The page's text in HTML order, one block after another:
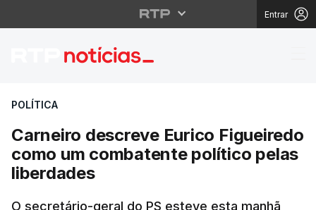
Entrar
Carneiro descreve
POLÍTICA
Carneiro descreve Eurico Figueiredo
como um combatente político pelas
liberdades
O secretário-geral do PS esteve esta manhã